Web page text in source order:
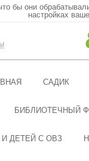
бы они
настройках
САДИК
БИБЛИОТЕЧНЫЙ
ДЕТЕЙ С ОВЗ